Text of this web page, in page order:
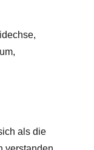
als die